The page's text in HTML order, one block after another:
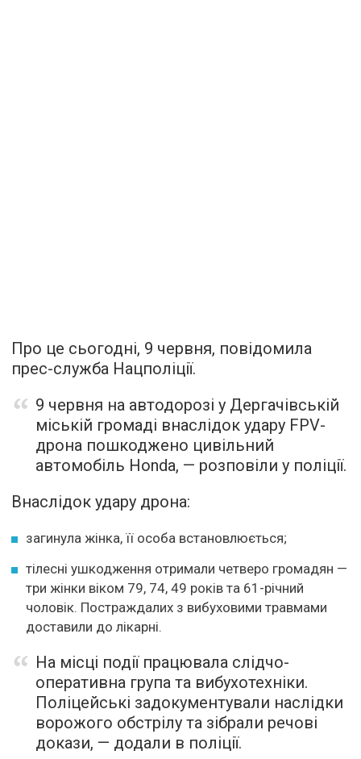
Про це сьогодні, 9 червня, повідомила
прес-служба Нацполіції.
9 червня на автодорозі у Дергачівській
міській громаді внаслідок удару FPV-
дрона пошкоджено цивільний
автомобіль Honda, — розповіли у поліції.
Внаслідок удару дрона:
загинула жінка, її особа встановлюється;
тілесні ушкодження отримали четверо громадян —
три жінки віком 79, 74, 49 років та 61-річний
чоловік. Постраждалих з вибуховими травмами
доставили до лікарні.
На місці події працювала слідчо-
оперативна група та вибухотехніки.
Поліцейські задокументували наслідки
ворожого обстрілу та зібрали речові
докази, — додали в поліції.